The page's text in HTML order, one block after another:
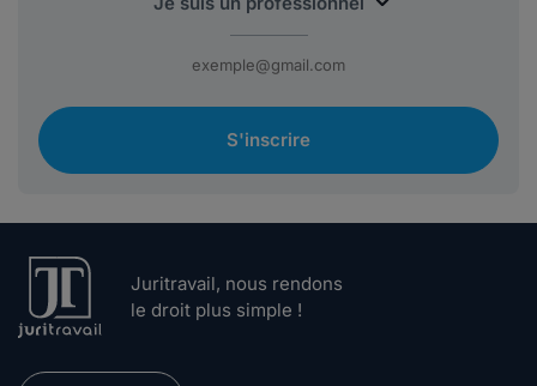
S'inscrire
Juritravail, nous rendons
le droit plus simple !